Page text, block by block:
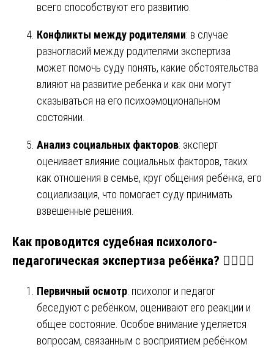
всего способствуют его развитию.
Конфликты между родителями: в случае
разногласий между родителями экспертиза
может помочь суду понять, какие обстоятельства
влияют на развитие ребенка и как они могут
сказываться на его психоэмоциональном
состоянии.
Анализ социальных факторов: эксперт
оценивает влияние социальных факторов, таких
как отношения в семье, круг общения ребёнка, его
социализация, что помогает суду принимать
взвешенные решения.
Как проводится судебная психолого-
педагогическая экспертиза ребёнка? 👨‍⚖️👩‍⚖️
Первичный осмотр: психолог и педагог
беседуют с ребёнком, оценивают его реакции и
общее состояние. Особое внимание уделяется
вопросам, связанным с восприятием ребёнком